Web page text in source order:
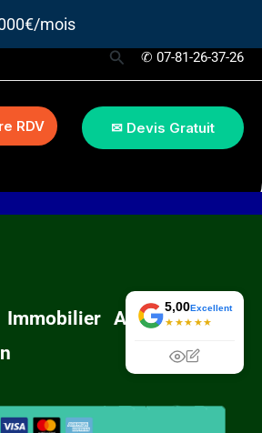
mois
Rechercher
✆ 07-81-26-37-26
RDV ✉ Devis Gratuit
Achat Vente
5,00Excellent
★★★★★